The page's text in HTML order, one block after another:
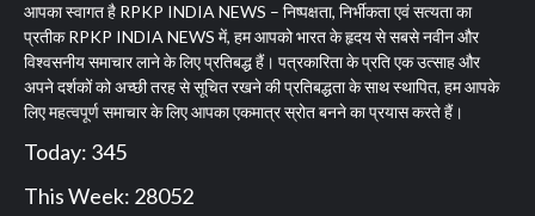
आपका स्वागत है RPKP INDIA NEWS – निष्पक्षता, निर्भीकता एवं सत्यता का
प्रतीक RPKP INDIA NEWS में, हम आपको भारत के हृदय से सबसे नवीन और
विश्वसनीय समाचार लाने के लिए प्रतिबद्ध हैं। पत्रकारिता के प्रति एक उत्साह और
अपने दर्शकों को अच्छी तरह से सूचित रखने की प्रतिबद्धता के साथ स्थापित, हम आपके
लिए महत्वपूर्ण समाचार के लिए आपका एकमात्र स्रोत बनने का प्रयास करते हैं।
Today: 345
This Week: 28052